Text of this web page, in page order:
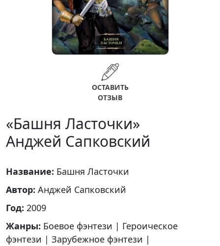
ОСТАВИТЬ
ОТЗЫВ
«Башня Ласточки»
Анджей Сапковский
Название: Башня Ласточки
Автор: Анджей Сапковский
Год: 2009
Жанры: Боевое фэнтези | Героическое
фэнтези | Зарубежное фэнтези |